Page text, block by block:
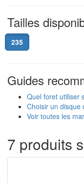
Tailles
235
Guides
Quel foret utiliser
Choisir un disque
Voir toutes les
7 produits